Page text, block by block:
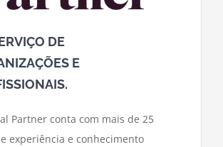
DE
E
Partner conta com mais de 25
experiência e conhecimento